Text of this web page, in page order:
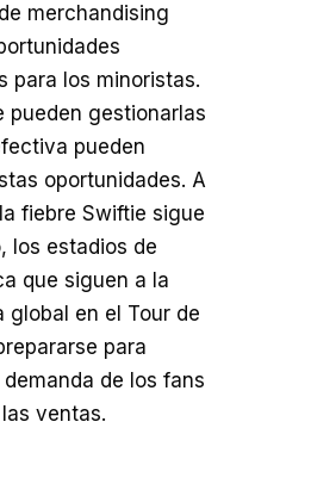
merchandising
para los minoristas.
pueden gestionarlas
pueden
oportunidades. A
fiebre Swiftie sigue
los estadios de
que siguen a la
global en el Tour de
para
de los fans
ventas.